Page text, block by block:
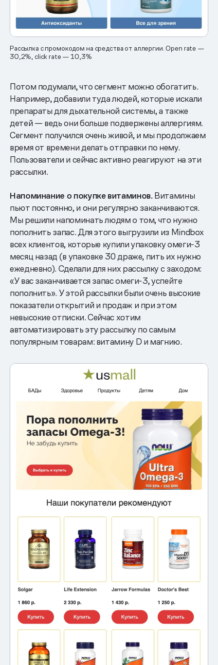
Рассылка с промокодом на средства от аллергии. Open rate —
30,2%, click rate — 10,3%
Потом подумали, что сегмент можно обогатить.
Например, добавили туда людей, которые искали
препараты для дыхательной системы, а также
детей — ведь они больше подвержены аллергиям.
Сегмент получился очень живой, и мы продолжаем
время от времени делать отправки по нему.
Пользователи и сейчас активно реагируют на эти
рассылки.
Напоминание о покупке витаминов. Витамины
пьют постоянно, и они регулярно заканчиваются.
Мы решили напоминать людям о том, что нужно
пополнить запас. Для этого выгрузили из Mindbox
всех клиентов, которые купили упаковку омеги-3
месяц назад (в упаковке 30 драже, пить их нужно
ежедневно). Сделали для них рассылку с заходом:
«У вас заканчивается запас омеги-3, успейте
пополнить». У этой рассылки были очень высокие
показатели открытий и продаж и при этом
невысокие отписки. Сейчас хотим
автоматизировать эту рассылку по самым
популярным товарам: витамину D и магнию.